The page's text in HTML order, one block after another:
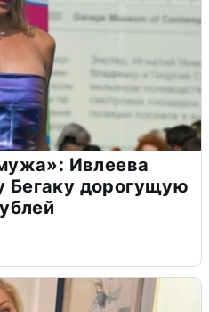
Ивлеева
Бегаку дорогущую